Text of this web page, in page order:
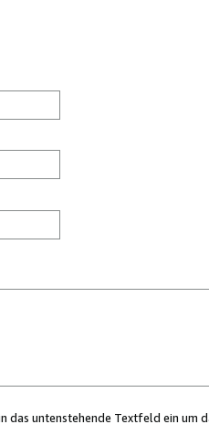
untenstehende Textfeld ein um